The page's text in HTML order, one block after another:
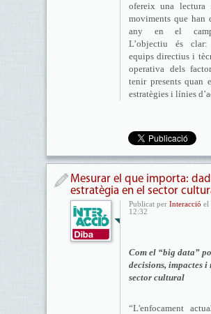
ofereix una lectura
moviments que han
any en el camp
L’objectiu és
equips directius i
operativa dels
tenir presents quan
estratègies i línies
Mesurar el que importa:
estratègia en el sector
Publicat per Interacció el
12:32
Com el “big data”
decisions, impactes i
sector cultural
“L'enfocament